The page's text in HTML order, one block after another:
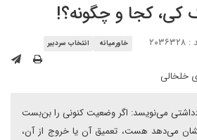
کی، کجا و چگونه؟!
خاورمیانه انتخاب سردبیر
خلخالی
می‌نویسد: اگر وضعیت کنونی را بن‌بست
می‌دهد هست، تعمیق آن یا خروج از آن،